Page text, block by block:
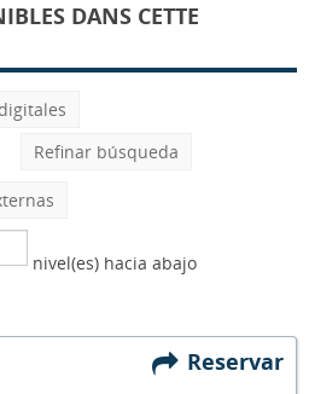
DANS CETTE
Refinar búsqueda
nivel(es) hacia abajo
Reservar